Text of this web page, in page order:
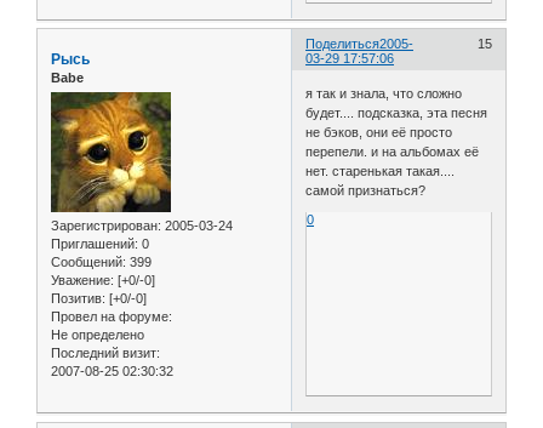
Поделиться 15
2005-
03-29 17:57:06
Рысь
Babe
Зарегистрирован: 2005-03-24
Приглашений: 0
Сообщений: 399
Уважение: [+0/-0]
Позитив: [+0/-0]
Провел на форуме:
Не определено
Последний визит:
2007-08-25 02:30:32
я так и знала, что сложно
будет.... подсказка, эта песня
не бэков, они её просто
перепели. и на альбомах её
нет. старенькая такая....
самой признаться?
0